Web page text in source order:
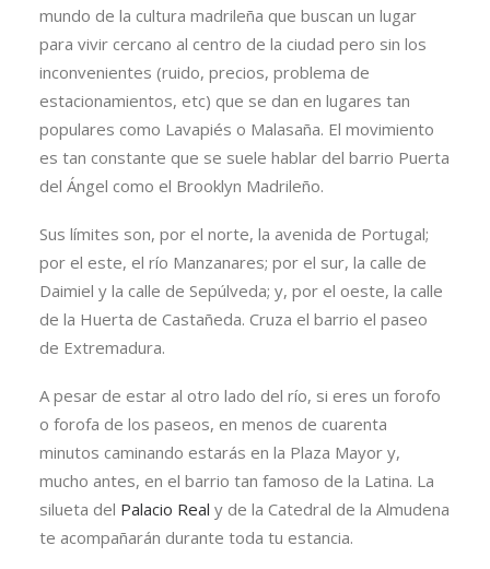
mundo de la cultura madrileña que buscan un lugar
para vivir cercano al centro de la ciudad pero sin los
inconvenientes (ruido, precios, problema de
estacionamientos, etc) que se dan en lugares tan
populares como Lavapiés o Malasaña. El movimiento
es tan constante que se suele hablar del barrio Puerta
del Ángel como el Brooklyn Madrileño.
Sus límites son, por el norte, la avenida de Portugal;
por el este, el río Manzanares; por el sur, la calle de
Daimiel y la calle de Sepúlveda; y, por el oeste, la calle
de la Huerta de Castañeda. Cruza el barrio el paseo
de Extremadura.
A pesar de estar al otro lado del río, si eres un forofo
o forofa de los paseos, en menos de cuarenta
minutos caminando estarás en la Plaza Mayor y,
mucho antes, en el barrio tan famoso de la Latina. La
silueta del Palacio Real y de la Catedral de la Almudena
te acompañarán durante toda tu estancia.